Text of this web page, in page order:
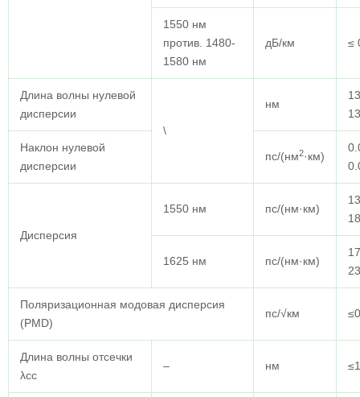
1550 нм
против. 1480-
1580 нм
дБ/км ≤
Длина волны нулевой
дисперсии
\
нм
Наклон нулевой
дисперсии
пс/(нм2·км)
Дисперсия
1550 нм пс/(нм·км)
1625 нм пс/(нм·км)
Поляризационная модовая дисперсия
(PMD)
пс/√км
Длина волны отсечки
λcc
– нм